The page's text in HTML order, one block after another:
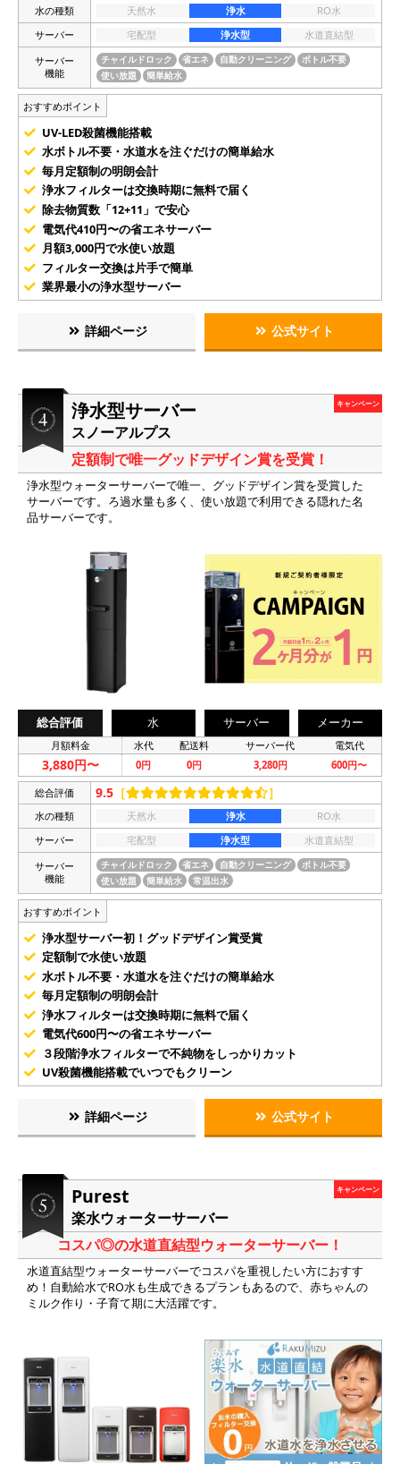
水の種類 天然水 浄水
RO水
サーバー
宅配型 浄水型
水道直結型
サーバー
機能
チャイルドロック 省エネ 自動クリーニング
ボトル不要
使い放題
簡単給水
おすすめポイント
UV-LED殺菌機能搭載
水ボトル不要・水道水を注ぐだけの簡単給水
毎月定額制の明朗会計
浄水フィルターは交換時期に無料で届く
除去物質数「12+11」で安心
電気代410円〜の省エネサーバー
月額3,000円で水使い放題
フィルター交換は片手で簡単
業界最小の浄水型サーバー
詳細ページ 公式サイト
浄水型サーバー
スノーアルプス
キャンペーン
定額制で唯一グッドデザイン賞を受賞！
浄水型ウォーターサーバーで唯一、グッドデザイン賞を受賞した
サーバーです。ろ過水量も多く、使い放題で利用できる隠れた名
品サーバーです。
総合評価 水 サーバー メーカー
月額料金 水代 配送料 サーバー代 電気代
3,880円〜 0円 0円 3,280円 600円〜
総合評価 9.5 ［ ］
水の種類 天然水 浄水
RO水
サーバー
宅配型 浄水型
水道直結型
サーバー
機能
チャイルドロック 省エネ 自動クリーニング
ボトル不要
使い放題
簡単給水 常温出水
おすすめポイント
浄水型サーバー初！グッドデザイン賞受賞
定額制で水使い放題
水ボトル不要・水道水を注ぐだけの簡単給水
毎月定額制の明朗会計
浄水フィルターは交換時期に無料で届く
電気代600円〜の省エネサーバー
３段階浄水フィルターで不純物をしっかりカット
UV殺菌機能搭載でいつでもクリーン
詳細ページ 公式サイト
Purest
楽水ウォーターサーバー
キャンペーン
コスパ◎の水道直結型ウォーターサーバー！
水道直結型ウォーターサーバーでコスパを重視したい方におすす
め！自動給水でRO水も生成できるプランもあるので、赤ちゃんの
ミルク作り・子育て期に大活躍です。